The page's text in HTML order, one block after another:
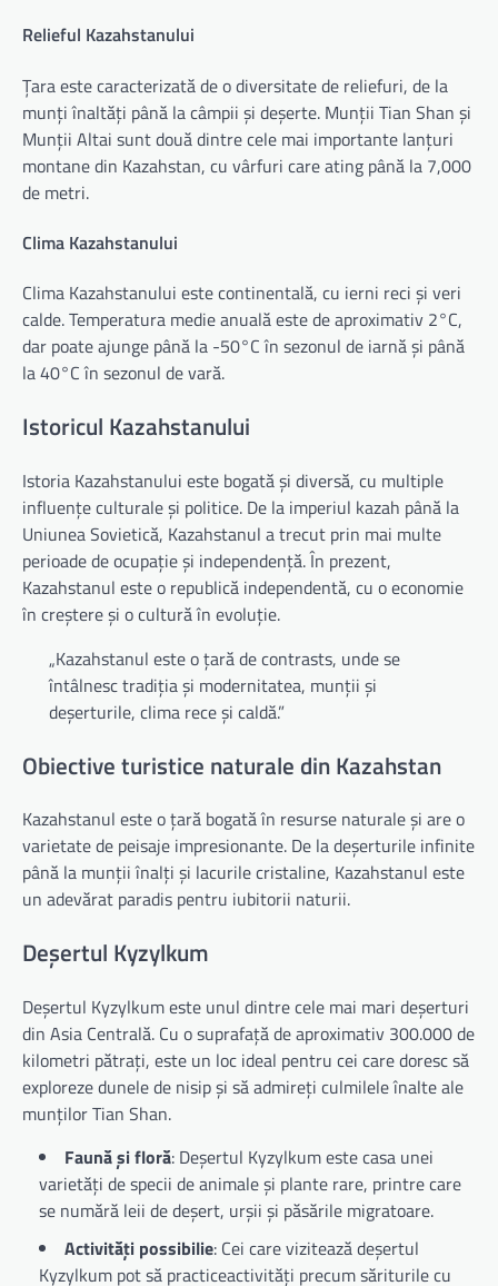
Relieful Kazahstanului
Țara este caracterizată de o diversitate de reliefuri, de la
munți înaltăți până la câmpii și deșerte. Munții Tian Shan și
Munții Altai sunt două dintre cele mai importante lanțuri
montane din Kazahstan, cu vârfuri care ating până la 7,000
de metri.
Clima Kazahstanului
Clima Kazahstanului este continentală, cu ierni reci și veri
calde. Temperatura medie anuală este de aproximativ 2°C,
dar poate ajunge până la -50°C în sezonul de iarnă și până
la 40°C în sezonul de vară.
Istoricul Kazahstanului
Istoria Kazahstanului este bogată și diversă, cu multiple
influențe culturale și politice. De la imperiul kazah până la
Uniunea Sovietică, Kazahstanul a trecut prin mai multe
perioade de ocupație și independență. În prezent,
Kazahstanul este o republică independentă, cu o economie
în creștere și o cultură în evoluție.
„Kazahstanul este o țară de contrasts, unde se
întâlnesc tradiția și modernitatea, munții și
deșerturile, clima rece și caldă.”
Obiective turistice naturale din Kazahstan
Kazahstanul este o țară bogată în resurse naturale și are o
varietate de peisaje impresionante. De la deșerturile infinite
până la munții înalți și lacurile cristaline, Kazahstanul este
un adevărat paradis pentru iubitorii naturii.
Deșertul Kyzylkum
Deșertul Kyzylkum este unul dintre cele mai mari deșerturi
din Asia Centrală. Cu o suprafață de aproximativ 300.000 de
kilometri pătrați, este un loc ideal pentru cei care doresc să
exploreze dunele de nisip și să admireți culmilele înalte ale
munților Tian Shan.
Faună și floră: Deșertul Kyzylkum este casa unei
varietăți de specii de animale și plante rare, printre care
se numără leii de deșert, urșii și păsările migratoare.
Activități possibilie: Cei care vizitează deșertul
Kyzylkum pot să practiceactivități precum săriturile cu